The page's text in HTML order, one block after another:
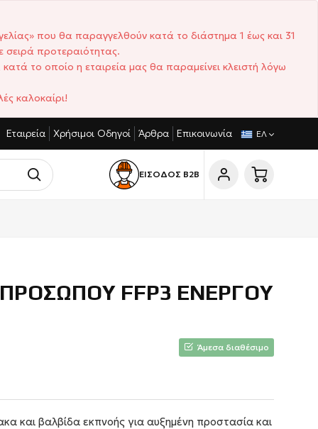
που θα παραγγελθούν κατά το διάστημα 1 έως και 31
προτεραιότητας.
το οποίο η εταιρεία μας θα παραμείνει κλειστή λόγω
καλοκαίρι!
ΤΙΜΈΣ ΣΎΝΤΟΜΟΙ ΧΡΌΝΟΙ ΠΑΡΆΔΟΣΗΣ
Εταιρεία Χρήσιμοι Οδηγοί Άρθρα Επικοινωνία ΕΛ
ΕΙΣΟΔΟΣ Β2Β
FFP3 ΕΝΕΡΓΟΥ
Άμεσα διαθέσιμο
και βαλβίδα εκπνοής για αυξημένη προστασία και